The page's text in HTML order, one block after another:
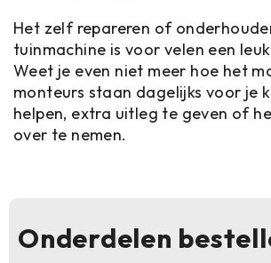
Het zelf repareren of
tuinmachine is voor velen een
Weet je even niet meer hoe het
monteurs staan dagelijks voor je
helpen, extra uitleg te geven of
over te nemen.
Onderdelen